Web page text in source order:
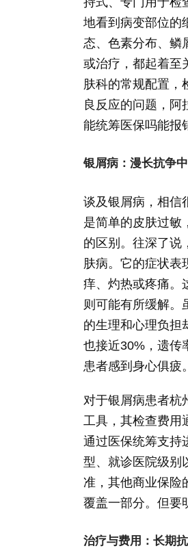
地看到病变部位的
态、色素分布、鳞
或治疗，都起着至
肤科的常规配置，
良反应的问题，
能统筹医保吗能报
银屑病：漫长抗争
谈及银屑病，相信
是简单的皮肤过敏
的区别。往深了说
肤病。它的症状表
痒、灼热或疼痛。
则可能有所缓解。
的生理和心理负担
也接近30%，遗传
患者感到身心俱疲。
对于银屑病患者杭
工具，其检查费用
通过医保统筹支持
型、就诊医院级别
准，其他商业保险
覆盖一部分。但要
治疗与费用：长期